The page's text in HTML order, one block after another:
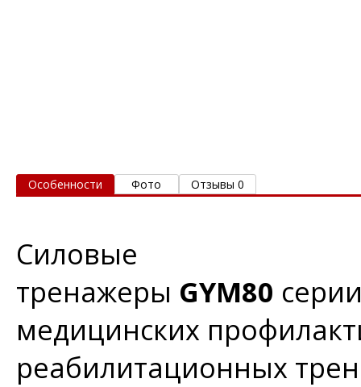
Особенности Фото Отзывы 0
Силовые
тренажеры GYM80
медицинских
реабилитационных